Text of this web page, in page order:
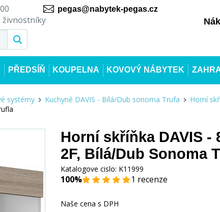
živnostníky
pegas@nabytek-pegas.cz
PŘEDSÍŇ KOUPELNA KOVOVÝ NÁBYTEK
systémy Kuchyně DAVIS - Bílá/Dub sonoma Trufa
Horní
Horní skříňka DAVIS -
2F, Bílá/Dub Sonoma
Katalogove cislo: K11999
100% 1 recenze
Naše cena s DPH